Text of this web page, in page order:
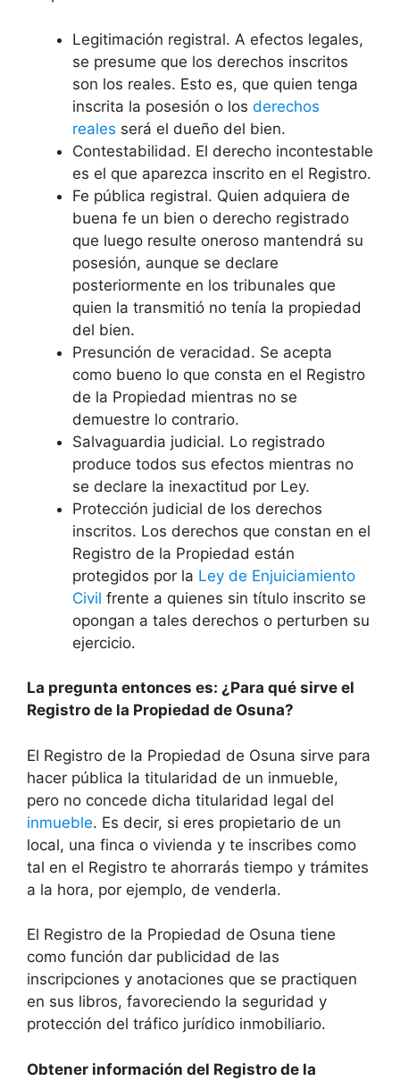
Legitimación registral. A efectos legales,
se presume que los derechos inscritos
son los reales. Esto es, que quien tenga
inscrita la posesión o los derechos
reales será el dueño del bien.
Contestabilidad. El derecho incontestable
es el que aparezca inscrito en el Registro.
Fe pública registral. Quien adquiera de
buena fe un bien o derecho registrado
que luego resulte oneroso mantendrá su
posesión, aunque se declare
posteriormente en los tribunales que
quien la transmitió no tenía la propiedad
del bien.
Presunción de veracidad. Se acepta
como bueno lo que consta en el Registro
de la Propiedad mientras no se
demuestre lo contrario.
Salvaguardia judicial. Lo registrado
produce todos sus efectos mientras no
se declare la inexactitud por Ley.
Protección judicial de los derechos
inscritos. Los derechos que constan en el
Registro de la Propiedad están
protegidos por la Ley de Enjuiciamiento
Civil frente a quienes sin título inscrito se
opongan a tales derechos o perturben su
ejercicio.
La pregunta entonces es: ¿Para qué sirve el
Registro de la Propiedad de Osuna?
El Registro de la Propiedad de Osuna sirve para
hacer pública la titularidad de un inmueble,
pero no concede dicha titularidad legal del
inmueble. Es decir, si eres propietario de un
local, una finca o vivienda y te inscribes como
tal en el Registro te ahorrarás tiempo y trámites
a la hora, por ejemplo, de venderla.
El Registro de la Propiedad de Osuna tiene
como función dar publicidad de las
inscripciones y anotaciones que se practiquen
en sus libros, favoreciendo la seguridad y
protección del tráfico jurídico inmobiliario.
Obtener información del Registro de la